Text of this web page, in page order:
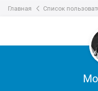
Главная Список